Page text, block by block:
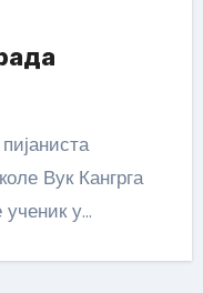
Вук Кангрга
ученик у…